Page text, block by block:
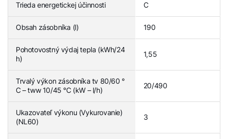
Trieda energetickej účinnosti C
Obsah zásobníka (l) 190
Pohotovostný výdaj tepla (kWh/24
h)
1,55
Trvalý výkon zásobníka tv 80/60 °
C – tww 10/45 °C (kW – l/h)
20/490
Ukazovateľ výkonu (Vykurovanie)
(NL60)
3